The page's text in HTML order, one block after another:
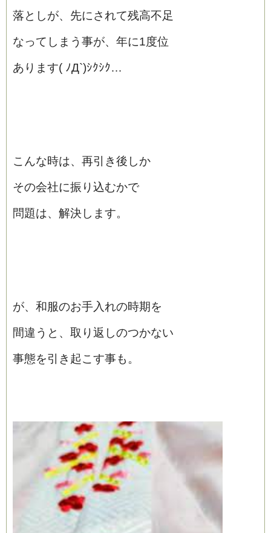
落としが、先にされて残高不足
なってしまう事が、年に1度位
あります( ﾉД`)ｼｸｼｸ…
こんな時は、再引き後しか
その会社に振り込むかで
問題は、解決します。
が、和服のお手入れの時期を
間違うと、取り返しのつかない
事態を引き起こす事も。